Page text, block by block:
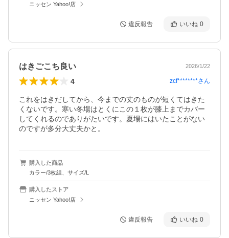
ニッセン Yahoo!店
違反報告 いいね 0
はきごこち良い 2026/1/22
4 zcf********さん
これをはきだしてから、今までの丈のものが短くてはきた
くないです。寒い冬場はとくにこの１枚が膝上までカバー
してくれるのでありがたいです。夏場にはいたことがない
のですが多分大丈夫かと。
購入した商品
カラー/3枚組、サイズ/L
購入したストア
ニッセン Yahoo!店
違反報告 いいね 0